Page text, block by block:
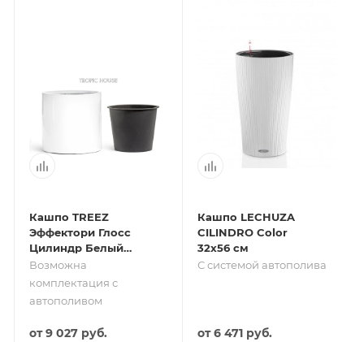
Кашпо TREEZ
Эффектори Глосс
Цилиндр Белый
глянцевый лак
Возможна
комплектация с
автополивом
от9 027 руб.
Кашпо LECHUZA
CILINDRO Color
32х56 см
С системой автополива
от6 471 руб.